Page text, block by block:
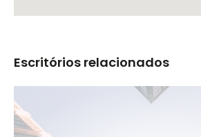
Escritórios relacionados